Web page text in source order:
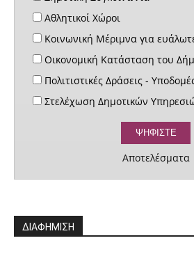
Αθλητικοί Χώροι
Κοινωνική Μέριμνα για
Οικονομική Κατάσταση του
Πολιτιστικές Δράσεις -
Στελέχωση Δημοτικών
Αποτελέσματα
ΔΙΑΦΗΜΙΣΗ